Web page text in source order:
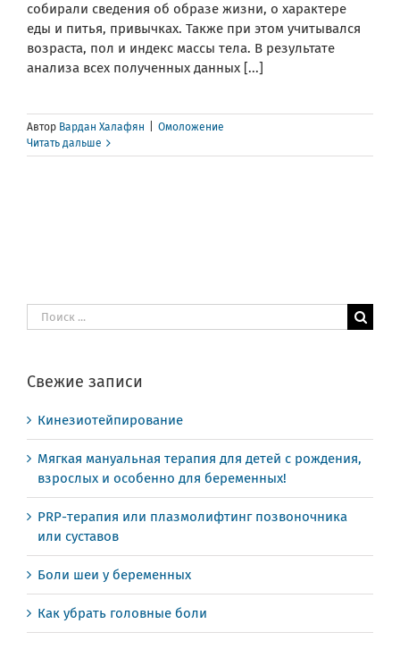
собирали сведения об образе жизни, о характере
еды и питья, привычках. Также при этом учитывался
возраста, пол и индекс массы тела. В результате
анализа всех полученных данных [...]
Автор Вардан Халафян
Омоложение
Читать дальше
Результат
поиска:
Свежие записи
Кинезиотейпирование
Мягкая мануальная терапия для детей с рождения,
взрослых и особенно для беременных!
PRP-терапия или плазмолифтинг позвоночника
или суставов
Боли шеи у беременных
Как убрать головные боли